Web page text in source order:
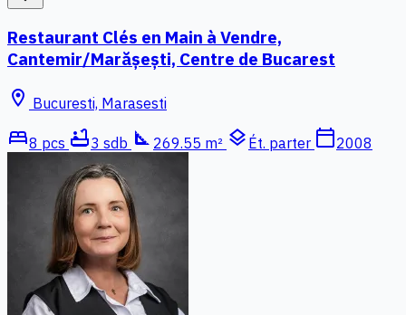
Restaurant Clés en Main à Vendre,
Cantemir/Marășești, Centre de Bucarest
location_on Bucuresti, Marasesti
bed8 pcs bathtub3 sdb square_foot 269.55 m² layers Ét. parter calendar_today2008